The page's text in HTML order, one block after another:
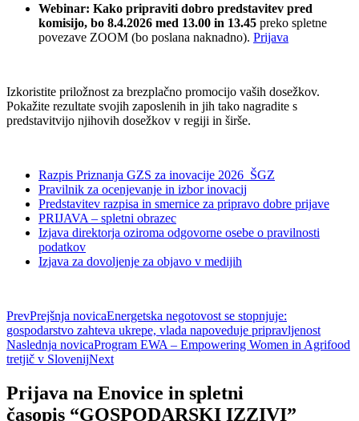
Webinar: Kako pripraviti dobro predstavitev pred
komisijo, bo 8.4.2026 med 13.00 in 13.45 preko spletne
povezave ZOOM (bo poslana naknadno). Prijava
Izkoristite priložnost za brezplačno promocijo vaših dosežkov.
Pokažite rezultate svojih zaposlenih in jih tako nagradite s
predstavitvijo njihovih dosežkov v regiji in širše.
Razpis Priznanja GZS za inovacije 2026_ŠGZ
Pravilnik za ocenjevanje in izbor inovacij
Predstavitev razpisa in smernice za pripravo dobre prijave
PRIJAVA – spletni obrazec
Izjava direktorja oziroma odgovorne osebe o pravilnosti
podatkov
Izjava za dovoljenje za objavo v medijih
PrevPrejšnja novicaEnergetska negotovost se stopnjuje:
gospodarstvo zahteva ukrepe, vlada napoveduje pripravljenost
Naslednja novicaProgram EWA – Empowering Women in Agrifood
tretjič v SlovenijNext
Prijava na Enovice in spletni
časopis “GOSPODARSKI IZZIVI”